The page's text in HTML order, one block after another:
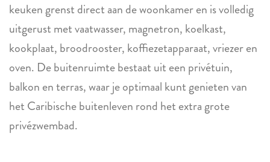
keuken grenst direct aan de woonkamer en is volledig
uitgerust met vaatwasser, magnetron, koelkast,
kookplaat, broodrooster, koffiezetapparaat, vriezer en
oven. De buitenruimte bestaat uit een privétuin,
balkon en terras, waar je optimaal kunt genieten van
het Caribische buitenleven rond het extra grote
privézwembad.